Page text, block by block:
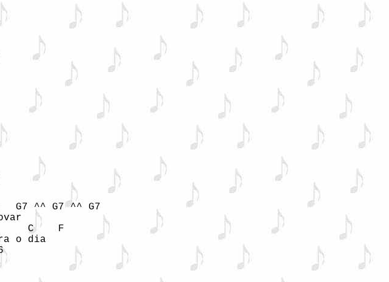
C   G7 ^^ G7 ^^ G7
C    F
o dia
C     C6